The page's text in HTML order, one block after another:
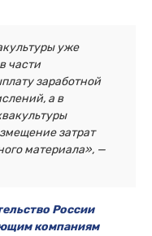
уже
части
заработной
а в
затрат
материала», —
России
компаниям